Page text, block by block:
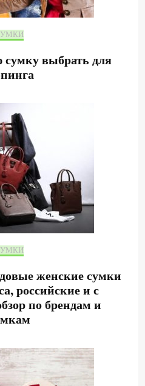
выбрать для
женские сумки
российские и с
по брендам и